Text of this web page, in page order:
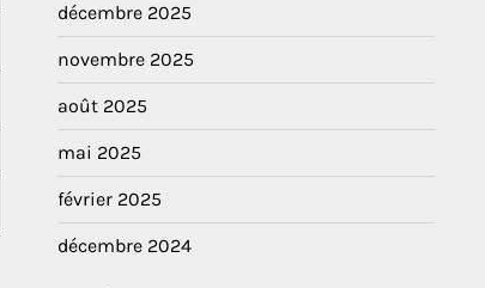
décembre 2025
novembre 2025
août 2025
mai 2025
février 2025
décembre 2024